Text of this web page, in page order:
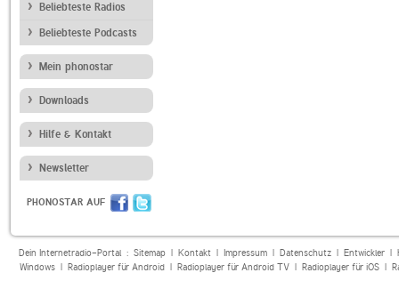
Beliebteste Radios
Beliebteste Podcasts
Mein phonostar
Downloads
Hilfe & Kontakt
Newsletter
PHONOSTAR AUF
Dein Internetradio-Portal : Sitemap| Kontakt| Impressum| Datenschutz| Entwickler|
Windows| Radioplayer für Android| Radioplayer für Android TV| Radioplayer für iOS|